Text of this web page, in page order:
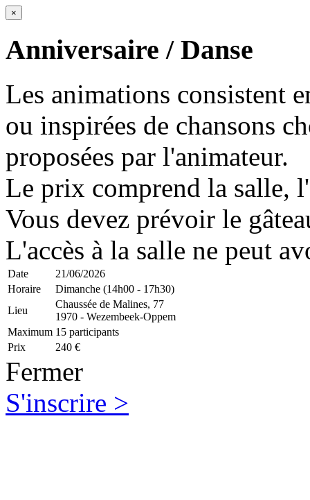
×
Anniversaire / Danse
Les animations consistent
ou inspirées de chansons
proposées par l'animateur.
Le prix comprend la salle,
Vous devez prévoir le
L'accès à la salle ne peut
Date
21/06/2026
Horaire
Dimanche (14h00 - 17h30)
Lieu
Chaussée de Malines, 77
1970 - Wezembeek-Oppem
Maximum 15 participants
Prix
240 €
Fermer
S'inscrire >